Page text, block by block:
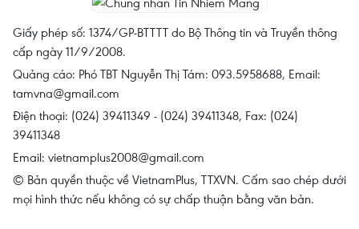
Giấy phép số: 1374/GP-BTTTT do Bộ Thông tin và Truyền thông
cấp ngày 11/9/2008.
Quảng cáo: Phó TBT Nguyễn Thị Tám: 093.5958688, Email:
tamvna@gmail.com
Điện thoại: (024) 39411349 - (024) 39411348, Fax: (024)
39411348
Email: vietnamplus2008@gmail.com
© Bản quyền thuộc về VietnamPlus, TTXVN. Cấm sao chép dưới
mọi hình thức nếu không có sự chấp thuận bằng văn bản.